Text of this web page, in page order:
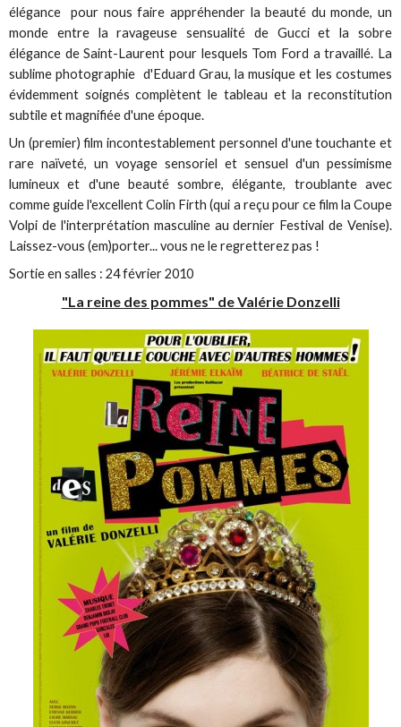
élégance pour nous faire appréhender la beauté du monde, un
monde entre la ravageuse sensualité de Gucci et la sobre
élégance de Saint-Laurent pour lesquels Tom Ford a travaillé. La
sublime photographie d'Eduard Grau, la musique et les costumes
évidemment soignés complètent le tableau et la reconstitution
subtile et magnifiée d'une époque.
Un (premier) film incontestablement personnel d'une touchante et
rare naïveté, un voyage sensoriel et sensuel d'un pessimisme
lumineux et d'une beauté sombre, élégante, troublante avec
comme guide l'excellent Colin Firth (qui a reçu pour ce film la Coupe
Volpi de l'interprétation masculine au dernier Festival de Venise).
Laissez-vous (em)porter... vous ne le regretterez pas !
Sortie en salles : 24 février 2010
"La reine des pommes" de Valérie Donzelli